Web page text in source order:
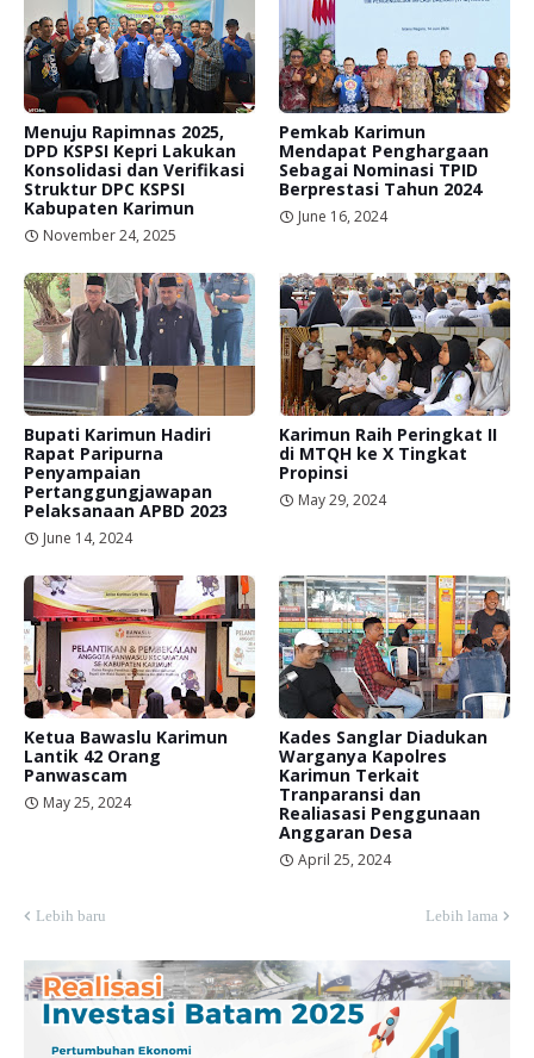
Menuju Rapimnas 2025,
DPD KSPSI Kepri Lakukan
Konsolidasi dan Verifikasi
Struktur DPC KSPSI
Kabupaten Karimun
November 24, 2025
Pemkab Karimun
Mendapat Penghargaan
Sebagai Nominasi TPID
Berprestasi Tahun 2024
June 16, 2024
Bupati Karimun Hadiri
Rapat Paripurna
Penyampaian
Pertanggungjawapan
Pelaksanaan APBD 2023
June 14, 2024
Karimun Raih Peringkat II
di MTQH ke X Tingkat
Propinsi
May 29, 2024
Ketua Bawaslu Karimun
Lantik 42 Orang
Panwascam
May 25, 2024
Kades Sanglar Diadukan
Warganya Kapolres
Karimun Terkait
Tranparansi dan
Realiasasi Penggunaan
Anggaran Desa
April 25, 2024
Lebih baru Lebih lama